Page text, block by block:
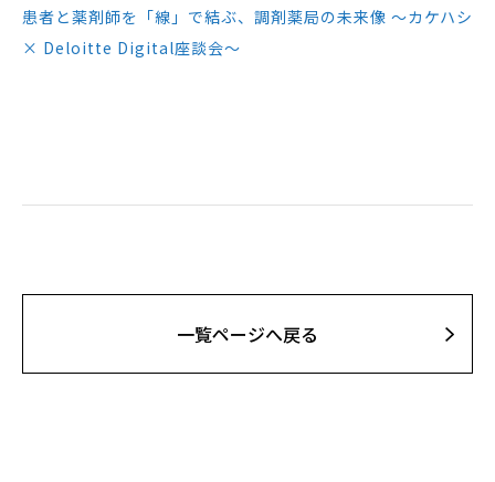
患者と薬剤師を「線」で結ぶ、調剤薬局の未来像 ～カケハシ
× Deloitte Digital座談会～
⼀覧ページへ戻る